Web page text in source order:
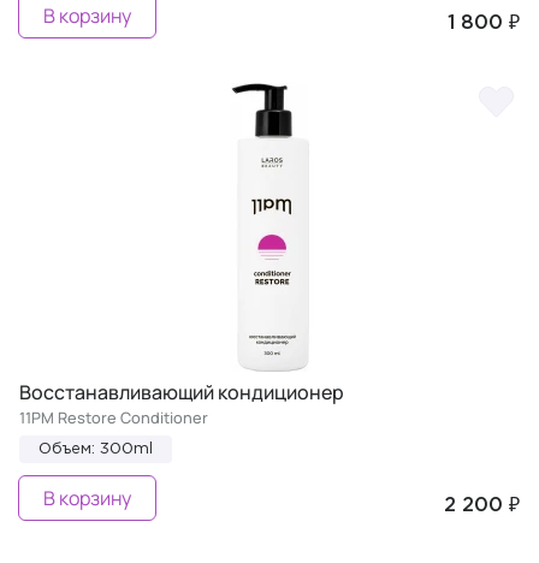
1 800 ₽
В корзину
Восстанавливающий кондиционер
11PM Restore Conditioner
Объем: 300ml
2 200 ₽
В корзину